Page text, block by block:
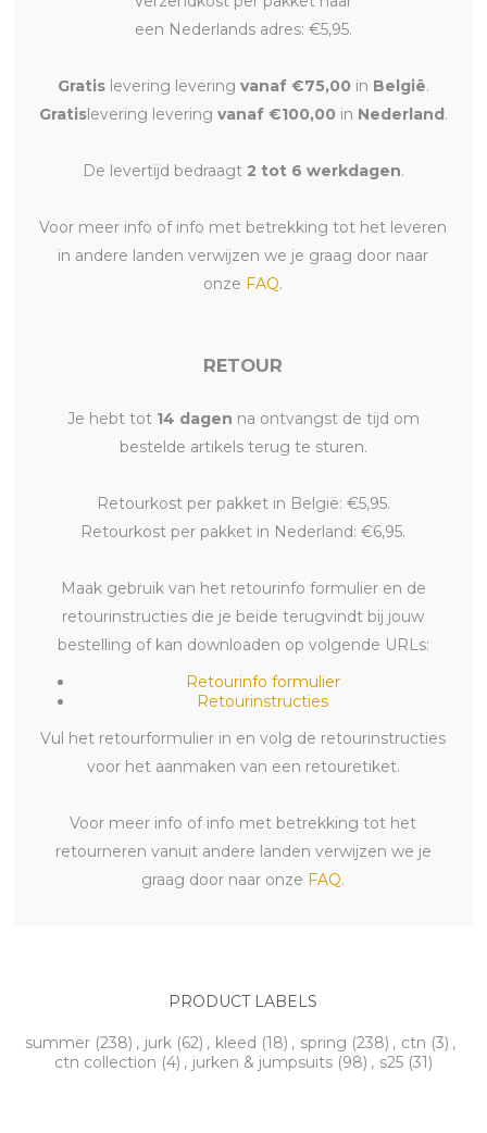
een Nederlands adres: €5,95.
Gratislevering levering vanaf €75,00 in België.
Gratislevering levering vanaf €100,00 in Nederland.
De levertijd bedraagt 2 tot 6 werkdagen.
Voor meer info of info met betrekking tot het leveren
in andere landen verwijzen we je graag door naar
onze FAQ.
RETOUR
Je hebt tot 14 dagen na ontvangst de tijd om
bestelde artikels terug te sturen.
Retourkost per pakket in België: €5,95.
Retourkost per pakket in Nederland: €6,95.
Maak gebruik van het retourinfo formulier en de
retourinstructies die je beide terugvindt bij jouw
bestelling of kan downloaden op volgende URLs:
Retourinfo formulier
Retourinstructies
Vul het retourformulier in en volg de retourinstructies
voor het aanmaken van een retouretiket.
Voor meer info of info met betrekking tot het
retourneren vanuit andere landen verwijzen we je
graag door naar onze FAQ.
PRODUCT LABELS
summer (238) , jurk (62) , kleed (18) , spring (238) , ctn (3) ,
ctn collection (4) , jurken & jumpsuits (98) , s25 (31)